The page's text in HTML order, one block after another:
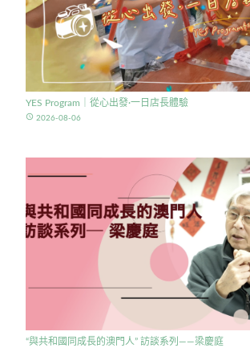
YES Program｜從心出發·一日店長體驗
access_time 2026-08-06
“與共和國同成長的澳門人” 訪談系列——梁慶庭